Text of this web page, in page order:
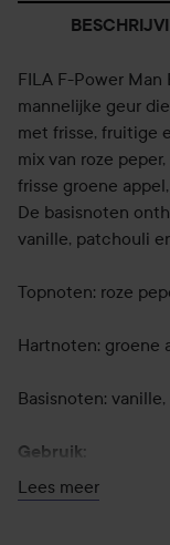
FILA F-Power Man
mannelijke geur
met frisse, fruitige
mix van roze
frisse groene
De basisnoten
vanille, patchouli
Topnoten: roze
Hartnoten: groene
Basisnoten:
Gebruik:
Breng aan op de
Alleen voor
Lees meer